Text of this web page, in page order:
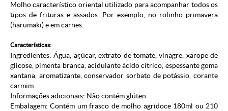
Molho característico oriental utilizado para acompanhar todos os
tipos de frituras e assados. Por exemplo, no rolinho primavera
(harumaki) e em carnes.
Características:
Ingredientes: Água, açúcar, extrato de tomate, vinagre, xarope de
glicose, pimenta branca, acidulante ácido cítrico, espessante goma
xantana, aromatizante, conservador sorbato de potássio, corante
carmim.
Informações adicionais: Não contém glúten.
Embalagem: Contém um frasco de molho agridoce 180ml ou 210